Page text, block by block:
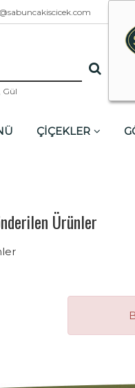
Gül
ÇİÇEKLER
Ürünler